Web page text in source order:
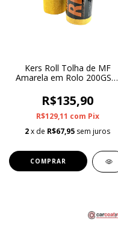
Kers Roll Tolha de MF
Amarela em Rolo 200GSM
R$135,90
R$129,11 com Pix
2x de R$67,95 sem juros